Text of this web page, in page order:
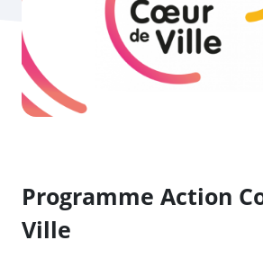
Programme Action
Ville